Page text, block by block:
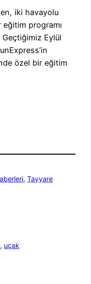
iki havayolu
programı
Geçtiğimiz Eylül
özel bir eğitim
, Tayyare
, uçak